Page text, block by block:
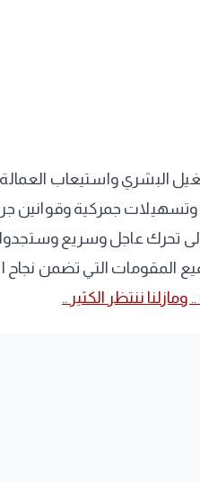
البشري واستيعاب
وتسهيلات جمركية
إلى تحرك عاجل وسريع
التي تضمن نجاح
ننتظر الكثير ..